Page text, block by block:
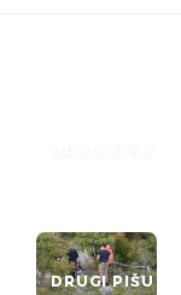
DRUGI PIŠU